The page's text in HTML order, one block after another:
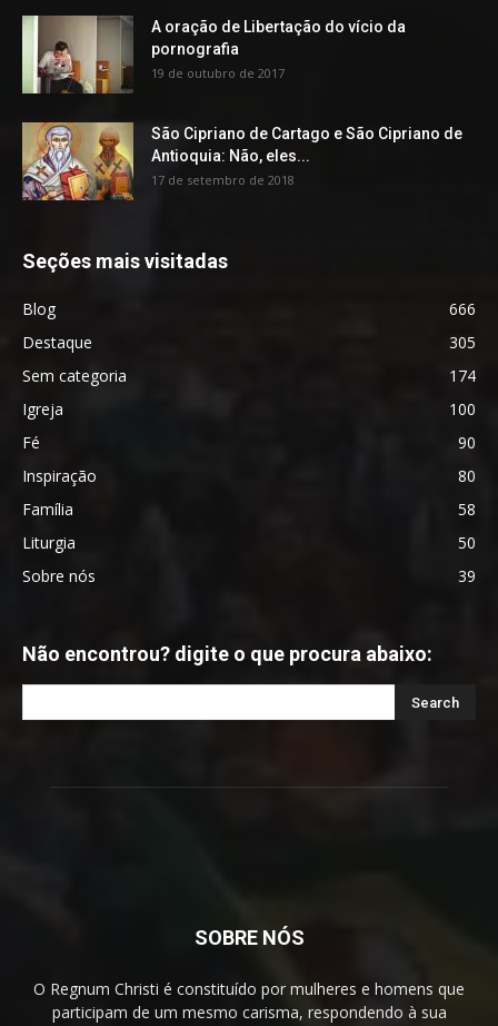
A oração de Libertação do vício da
pornografia
19 de outubro de 2017
São Cipriano de Cartago e São Cipriano de
Antioquia: Não, eles...
17 de setembro de 2018
Seções mais visitadas
Blog
666
Destaque
305
Sem categoria
174
Igreja
100
Fé
90
Inspiração
80
Família
58
Liturgia
50
Sobre nós
39
Não encontrou? digite o que procura abaixo:
SOBRE NÓS
O Regnum Christi é constituído por mulheres e homens que
participam de um mesmo carisma, respondendo à sua